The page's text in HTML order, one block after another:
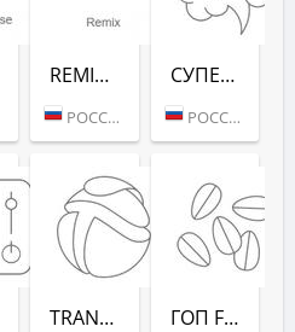
REMIX (РАДИО РЕКОРД)
РОССИЯ (МОСКВА)
СУПЕРДИСКОТЕКА 90-Х (РАДИО РЕКОРД)
РОССИЯ (МОСКВА)
TRANCEMISSION (РАДИО РЕКОРД) ГОП FM (РАДИО РЕКОРД)